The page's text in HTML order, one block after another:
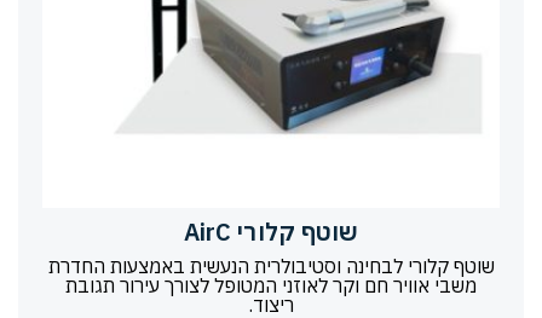
שוטף קלורי AirC
שוטף קלורי לבחינה וסטיבולרית הנעשית באמצעות החדרת
משבי אוויר חם וקר לאוזני המטופל לצורך עירור תגובת
ריצוד.